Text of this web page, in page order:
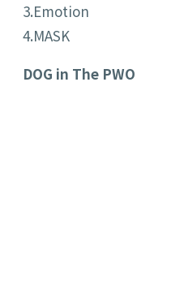
3.Emotion
4.MASK
DOG in The PWO